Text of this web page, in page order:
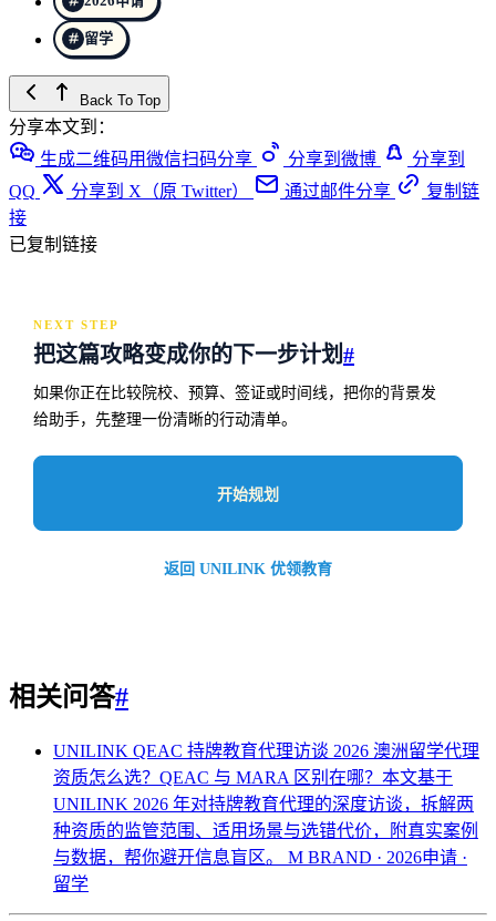
留学
Back To Top
分享本文到：
生成二维码用微信扫码分享
分享到微博
分享到
QQ
分享到 X（原 Twitter） 通过邮件分享
复制链
接
已复制链接
NEXT STEP
把这篇攻略变成你的下一步计划#
如果你正在比较院校、预算、签证或时间线，把你的背景发
给助手，先整理一份清晰的行动清单。
开始规划
返回 UNILINK 优领教育
相关问答#
UNILINK QEAC 持牌教育代理访谈 2026 澳洲留学代理
资质怎么选？QEAC 与 MARA 区别在哪？本文基于
UNILINK 2026 年对持牌教育代理的深度访谈，拆解两
种资质的监管范围、适用场景与选错代价，附真实案例
与数据，帮你避开信息盲区。 M BRAND · 2026申请 ·
留学